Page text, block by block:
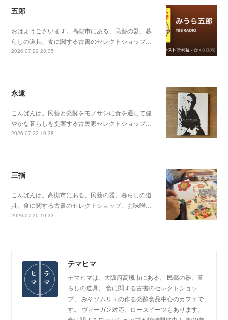
五郎
おはようございます。高槻市にある、民藝の器、暮
らしの道具、食に関する古書のセレクトショップ…
2026.07.22 23:35
永遠
こんばんは。民藝と発酵をモノサシに食を通して健
やかな暮らしを提案する古民家セレクトショップ…
2026.07.22 10:38
三指
こんばんは。高槻市にある、民藝の器、暮らしの道
具、食に関する古書のセレクトショップ、お味噌…
2026.07.20 10:33
テマヒマ
テマヒマは、大阪府高槻市にある、 民藝の器、暮
らしの道具、 食に関する古書のセレクトショッ
プ、 みそソムリエの作る発酵食品中心のカフェで
す。 ヴィーガン対応、ロースイーツもあります。